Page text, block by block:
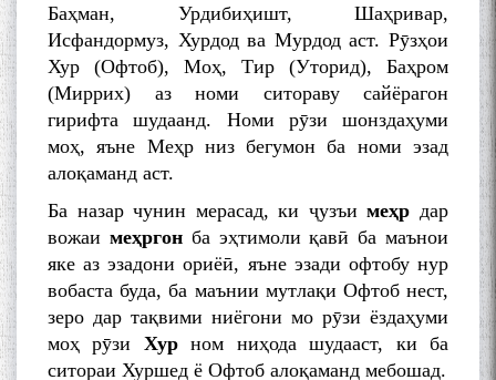
Баҳман, Урдибиҳишт, Шаҳривар,
Исфандормуз, Хурдод ва Мурдод аст. Рӯзҳои
Хур (Офтоб), Моҳ, Тир (Уторид), Баҳром
(Миррих) аз номи ситораву сайёрагон
гирифта шудаанд. Номи рӯзи шонздаҳуми
моҳ, яъне Меҳр низ бегумон ба номи эзад
алоқаманд аст.
Ба назар чунин мерасад, ки ҷузъимеҳр дар
вожаи меҳргонба эҳтимоли қавӣ ба маънои
яке аз эзадони ориёӣ, яъне эзади офтобу нур
вобаста буда, ба маънии мутлақи Офтоб нест,
зеро дар тақвими ниёгони мо рӯзи ёздаҳуми
моҳ рӯзи Хурном ниҳода шудааст, ки ба
ситораи Хуршед ё Офтоб алоқаманд мебошад.